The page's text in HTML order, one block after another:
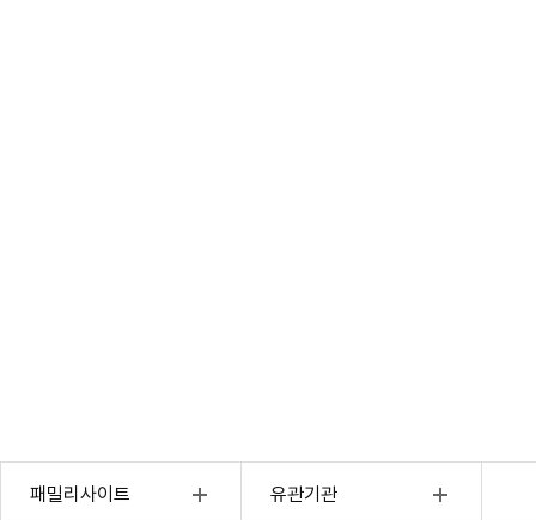
패밀리사이트
외국인고용(외국인전용)
유관기관
4대사회보험정보연계센터